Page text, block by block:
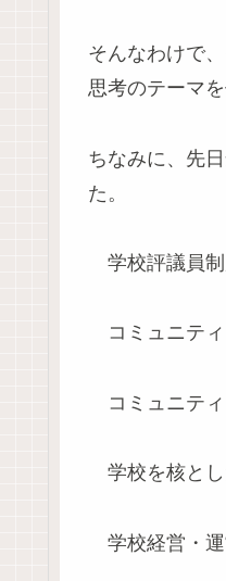
そんなわけで
思考のテーマ
ちなみに、先
た。
学校評議員制
コミュニティ
コミュニティ
学校を核とし
学校経営・運